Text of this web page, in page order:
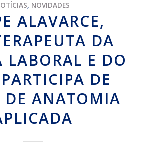
, NOVIDADES
ALAVARCE,
DA
LABORAL E DO
DE
DE ANATOMIA